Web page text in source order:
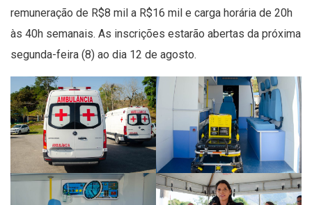
remuneração de R$8 mil a R$16 mil e carga horária de 20h
às 40h semanais. As inscrições estarão abertas da próxima
segunda-feira (8) ao dia 12 de agosto.